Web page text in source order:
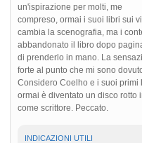
un'ispirazione per molti, me
compreso, ormai i suoi libri sui
cambia la scenografia, ma i
abbandonato il libro dopo
di prenderlo in mano. La
forte al punto che mi sono
Considero Coelho e i suoi primi
ormai è diventato un disco rotto
come scrittore. Peccato.
INDICAZIONI UTILI